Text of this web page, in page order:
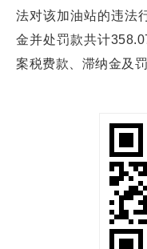
法对该加油站的违法
金并处罚款共计
案税费款、滞纳金及